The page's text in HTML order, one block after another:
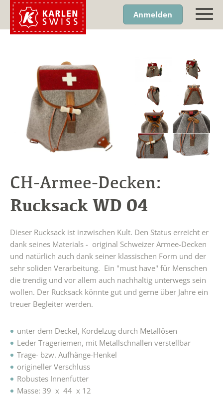
Anmelden
CH-Armee-Decken:
Rucksack WD 04
Dieser Rucksack ist inzwischen Kult. Den Status erreicht er
dank seines Materials - original Schweizer Armee-Decken
und natürlich auch dank seiner klassischen Form und der
sehr soliden Verarbeitung. Ein "must have" für Menschen
die trendig und vor allem auch nachhaltig unterwegs sein
wollen. Der Rucksack könnte gut und gerne über Jahre ein
treuer Begleiter werden.
unter dem Deckel, Kordelzug durch Metallösen
Leder Trageriemen, mit Metallschnallen verstellbar
Trage- bzw. Aufhänge-Henkel
origineller Verschluss
Robustes Innenfutter
Masse: 39 x 44 x 12